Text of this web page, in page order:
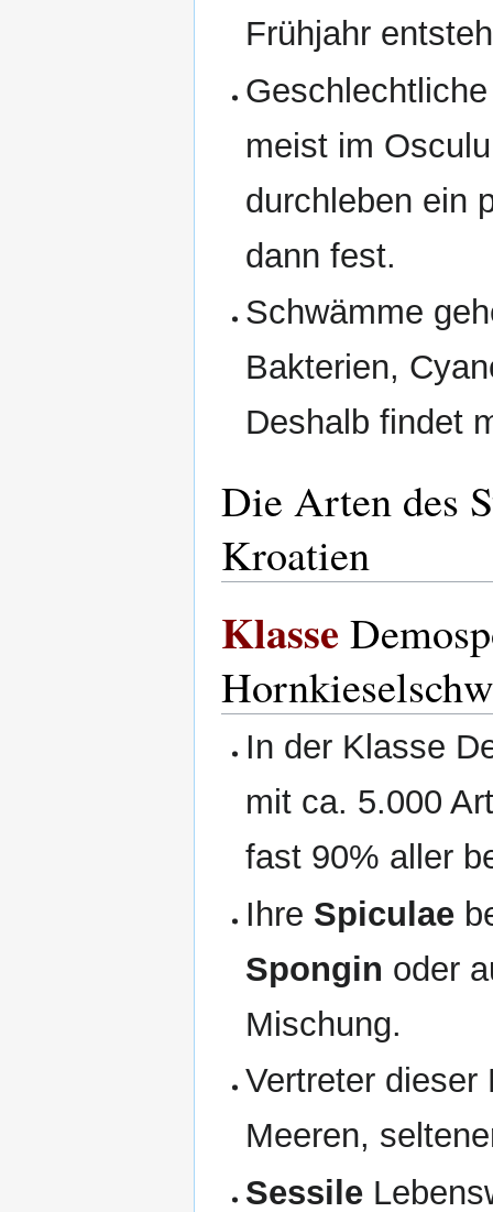
Frühjahr
meist im
durchleben ein
dann fest.
Schwämme
Bakterien,
Deshalb findet
Die Arten des
Kroatien
Klasse
In der Klasse
mit ca. 5.000
fast 90% aller
Ihre Spiculae
Spongin oder
Mischung.
Vertreter
Meeren,
Sessile